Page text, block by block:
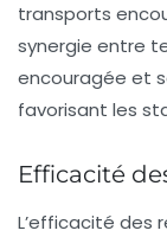
transports
synergie entre
encouragée et
favorisant les
Efficacité
L’efficacité des